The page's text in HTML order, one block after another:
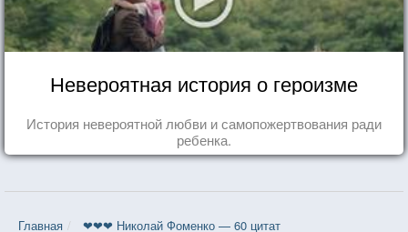
Невероятная история о героизме
История невероятной любви и самопожертвования ради
ребенка.
Главная ❤❤❤ Николай Фоменко — 60 цитат